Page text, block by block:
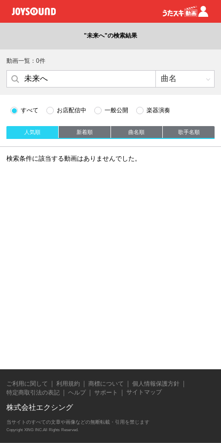
"未来へ"の検索結果
動画一覧：0件
すべて お店配信中 一般公開 楽器演奏
人気順 新着順 曲名順 歌手名順
検索条件に該当する動画はありませんでした。
ご利用に関して 利用規約 商標について
個人情報保護方針
特定商取引法の表記
ヘルプ サポート サイトマップ
株式会社エクシング
当サイトのすべての文章や画像などの無断転載・引用を禁じます
Copyright XING INC.All Rights Reserved.